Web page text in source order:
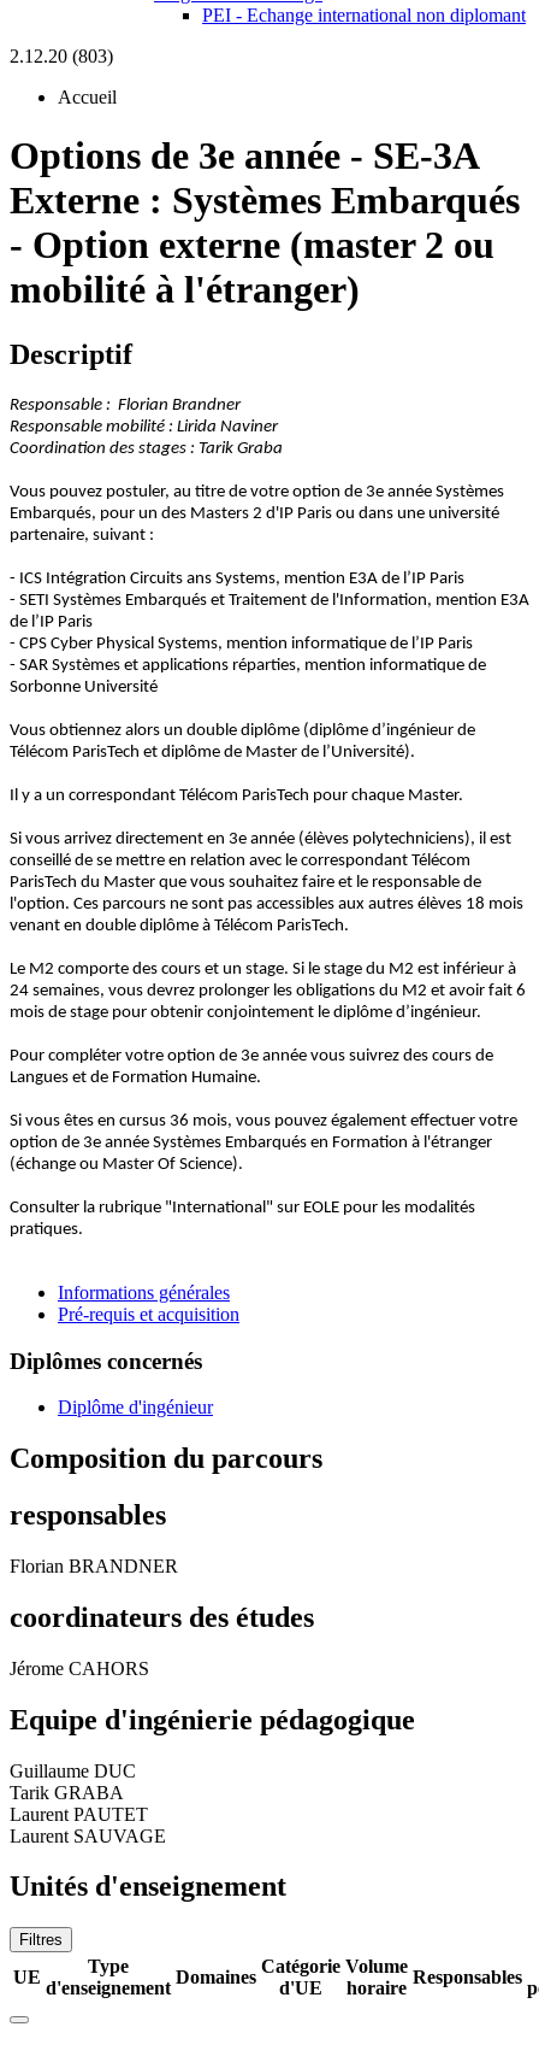
PEI - Echange international non diplomant
2.12.20 (803)
Accueil
Options de 3e année - SE-3A
Externe : Systèmes Embarqués
- Option externe (master 2 ou
mobilité à l'étranger)
Descriptif
Responsable : Florian Brandner
Responsable mobilité : Lirida Naviner
Coordination des stages : Tarik Graba
Vous pouvez postuler, au titre de votre option de 3e année Systèmes
Embarqués, pour un des Masters 2 d'IP Paris ou dans une université
partenaire, suivant :
- ICS Intégration Circuits ans Systems, mention E3A de l’IP Paris
- SETI Systèmes Embarqués et Traitement de l'Information, mention E3A
de l’IP Paris
- CPS Cyber Physical Systems, mention informatique de l’IP Paris
- SAR Systèmes et applications réparties, mention informatique de
Sorbonne Université
Vous obtiennez alors un double diplôme (diplôme d’ingénieur de
Télécom ParisTech et diplôme de Master de l’Université).
Il y a un correspondant Télécom ParisTech pour chaque Master.
Si vous arrivez directement en 3e année (élèves polytechniciens), il est
conseillé de se mettre en relation avec le correspondant Télécom
ParisTech du Master que vous souhaitez faire et le responsable de
l'option. Ces parcours ne sont pas accessibles aux autres élèves 18 mois
venant en double diplôme à Télécom ParisTech.
Le M2 comporte des cours et un stage. Si le stage du M2 est inférieur à
24 semaines, vous devrez prolonger les obligations du M2 et avoir fait 6
mois de stage pour obtenir conjointement le diplôme d’ingénieur.
Pour compléter votre option de 3e année vous suivrez des cours de
Langues et de Formation Humaine.
Si vous êtes en cursus 36 mois, vous pouvez également effectuer votre
option de 3e année Systèmes Embarqués en Formation à l'étranger
(échange ou Master Of Science).
Consulter la rubrique "International" sur EOLE pour les modalités
pratiques.
Informations générales
Pré-requis et acquisition
Diplômes concernés
Diplôme d'ingénieur
Composition du parcours
responsables
Florian BRANDNER
coordinateurs des études
Jérome CAHORS
Equipe d'ingénierie pédagogique
Guillaume DUC
Tarik GRABA
Laurent PAUTET
Laurent SAUVAGE
Unités d'enseignement
Filtres
UE
Type
d'enseignement
Domaines
Catégorie
d'UE
Volume
horaire
Responsables